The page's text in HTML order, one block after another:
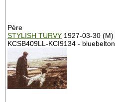
Père
STYLISH TURVY 1927-03-30 (M)
KCSB409LL-KCI9134 - bluebelton